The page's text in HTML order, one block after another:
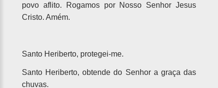
povo aflito. Rogamos por Nosso Senhor Jesus
Cristo. Amém.
Santo Heriberto, protegei-me.
Santo Heriberto, obtende do Senhor a graça das
chuvas.